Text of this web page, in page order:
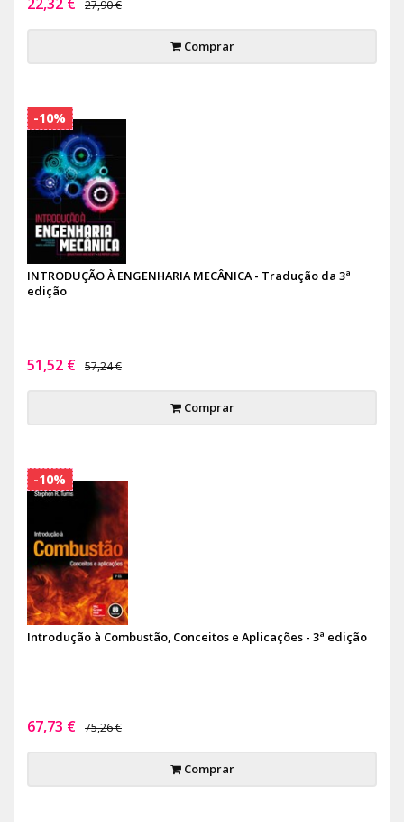
27,90 €
Comprar
INTRODUÇÃO À ENGENHARIA MECÂNICA - Tradução da 3ª
edição
51,52 € 57,24 €
Comprar
-10%
Introdução à Combustão, Conceitos e Aplicações - 3ª edição
67,73 € 75,26 €
Comprar
-10%